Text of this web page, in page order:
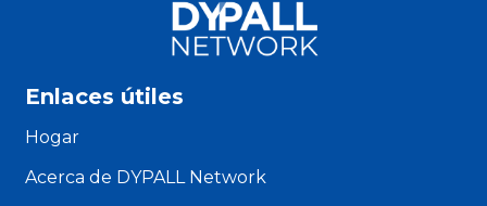
Enlaces útiles
Hogar
Acerca de DYPALL Network